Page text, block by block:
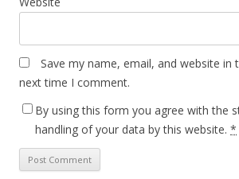
Save my name, email, and website in
next time I comment.
By using this form you agree with the
handling of your data by this website. *